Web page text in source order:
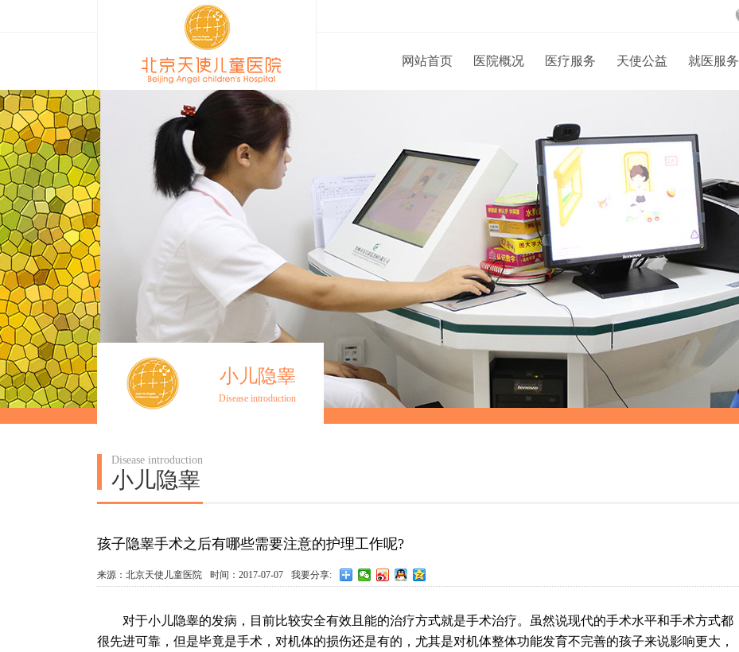
网站首页 医院概况 医疗服务 天使公益 就医服务
小儿隐睾
Disease introduction
Disease introduction
小儿隐睾
孩子隐睾手术之后有哪些需要注意的护理工作呢?
来源：北京天使儿童医院 时间：2017-07-07 我要分享:
对于小儿隐睾的发病，目前比较安全有效且能的治疗方式就是手术治疗。虽然说现代的手术水平和手术方式都
很先进可靠，但是毕竟是手术，对机体的损伤还是有的，尤其是对机体整体功能发育不完善的孩子来说影响更大，